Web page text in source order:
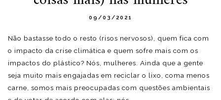
09/03/2021
Não bastasse todo o resto (risos nervosos), quem fica com
o impacto da crise climática e quem sofre mais com os
impactos do plástico? Nós, mulheres. Ainda que a gente
seja muito mais engajadas em reciclar o lixo, coma menos
carne, somos mais preocupadas com questões ambientais